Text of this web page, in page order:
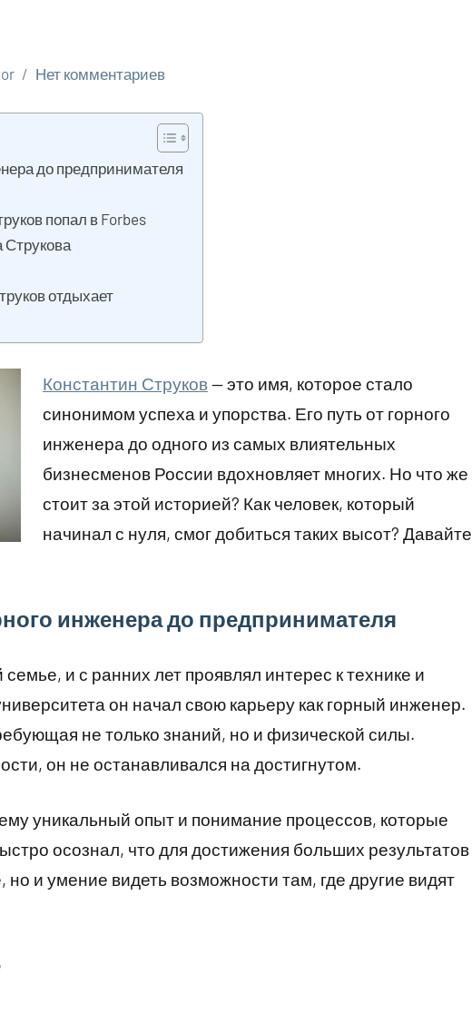
Нет комментариев
до предпринимателя
попал в Forbes
отдыхает
Константин Струков— это имя, которое стало
синонимом успеха и упорства. Его путь от горного
инженера до одного из самых влиятельных
бизнесменов России вдохновляет многих. Но что же
стоит за этой историей? Как человек, который
начинал с нуля, смог добиться таких высот? Давайте
инженера до предпринимателя
и с ранних лет проявлял интерес к технике и
он начал свою карьеру как горный инженер.
не только знаний, но и физической силы.
он не останавливался на достигнутом.
уникальный опыт и понимание процессов, которые
осознал, что для достижения больших результатов
и умение видеть возможности там, где другие видят